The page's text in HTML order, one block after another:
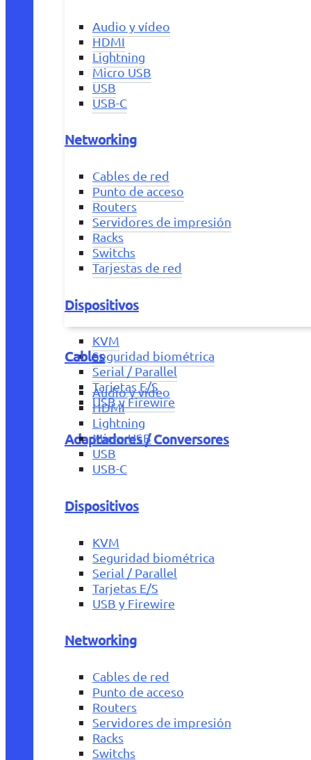
Audio y vídeo
HDMI
Lightning
Micro USB
USB
USB-C
Networking
Cables de red
Punto de acceso
Routers
Servidores de impresión
Racks
Switchs
Tarjestas de red
Dispositivos
KVM
Seguridad biométrica
Serial / Parallel
Tarjetas E/S
USB y Firewire
Adaptadores / Conversores
Cables
Audio y vídeo
HDMI
Lightning
Micro USB
USB
USB-C
Dispositivos
KVM
Seguridad biométrica
Serial / Parallel
Tarjetas E/S
USB y Firewire
Networking
Cables de red
Punto de acceso
Routers
Servidores de impresión
Racks
Switchs